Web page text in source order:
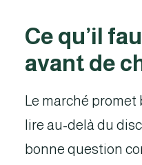
Ce qu’il
avant de
Le marché
lire au-delà du
bonne question